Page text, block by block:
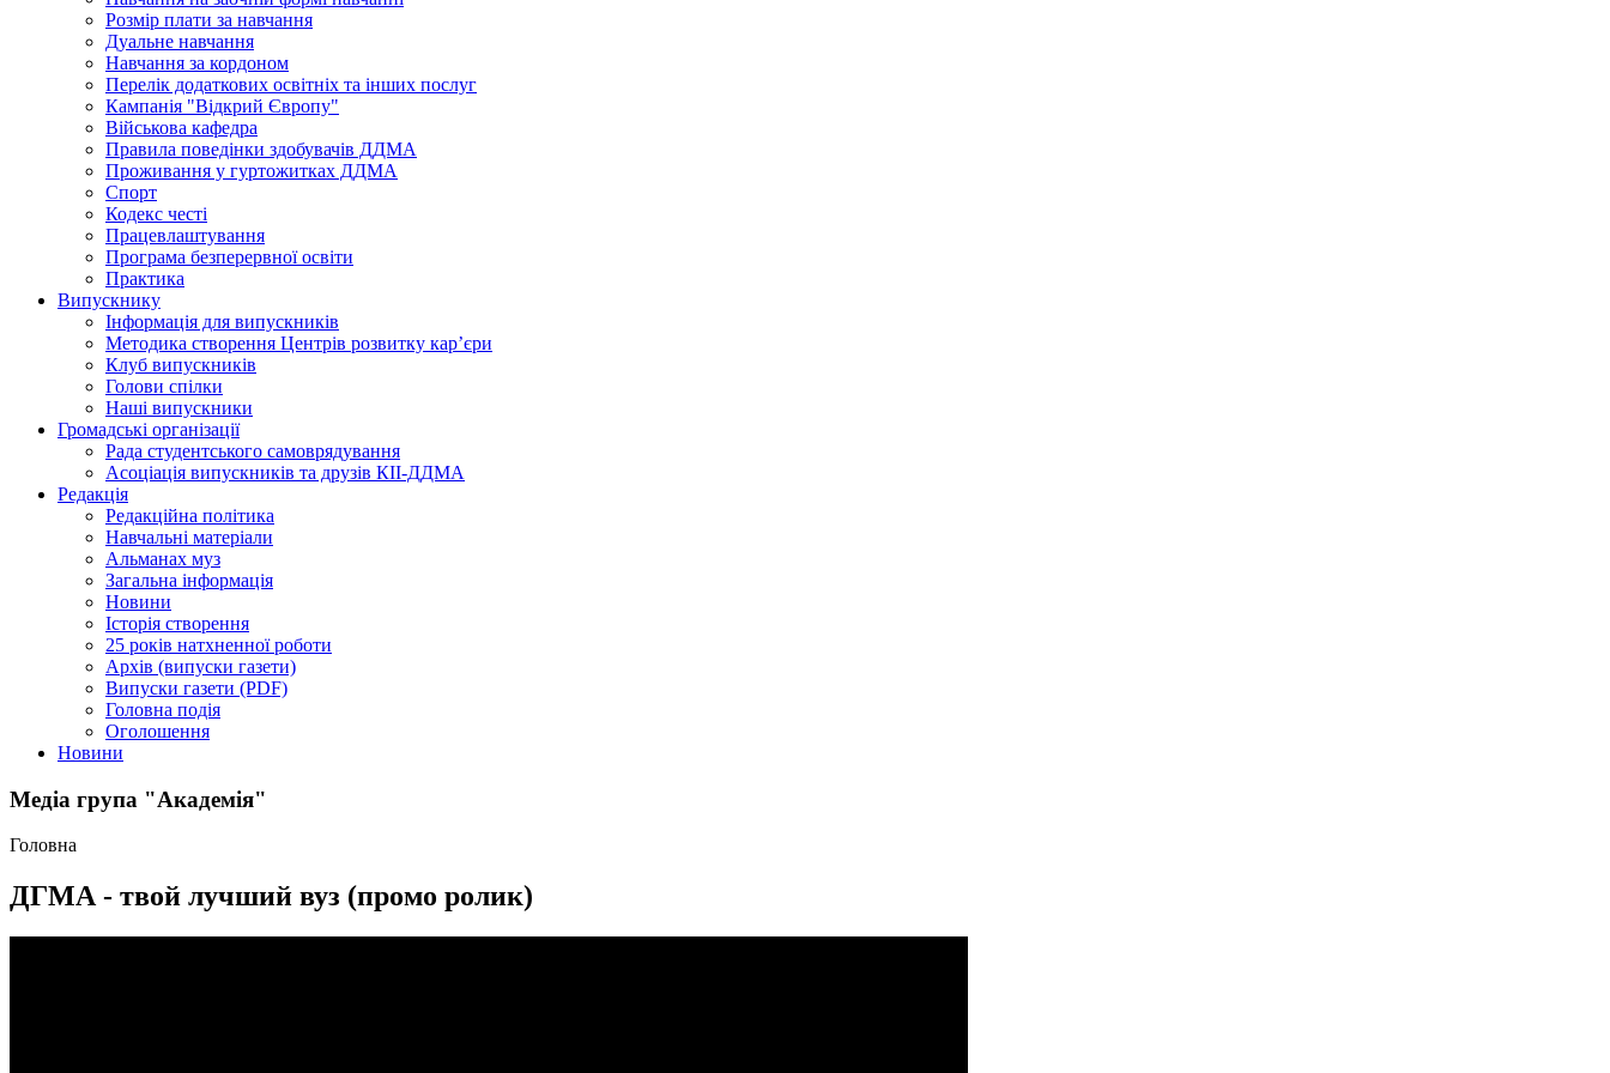
Розмір плати за навчання
Дуальне навчання
Навчання за кордоном
Перелік додаткових освітніх та інших послуг
Кампанія "Відкрий Європу"
Військова кафедра
Правила поведінки здобувачів ДДМА
Проживання у гуртожитках ДДМА
Спорт
Кодекс честі
Працевлаштування
Програма безперервної освіти
Практика
Випускнику
Інформація для випускників
Методика створення Центрів розвитку кар’єри
Клуб випускників
Голови спілки
Наші випускники
Громадські організації
Рада студентського самоврядування
Асоціація випускників та друзів КІІ-ДДМА
Редакція
Редакційна політика
Навчальні матеріали
Альманах муз
Загальна інформація
Новини
Історія створення
25 років натхненної роботи
Архів (випуски газети)
Випуски газети (PDF)
Головна подія
Оголошення
Новини
Медіа група "Академія"
Головна
ДГМА - твой лучший вуз (промо ролик)